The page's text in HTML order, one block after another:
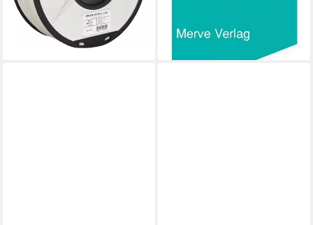
-36%
lieferbar - in 2-3 Werktagen bei dir